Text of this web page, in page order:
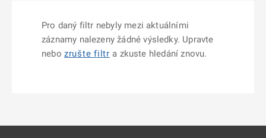
Pro daný filtr nebyly mezi aktuálními
záznamy nalezeny žádné výsledky. Upravte
nebo zrušte filtr a zkuste hledání znovu.